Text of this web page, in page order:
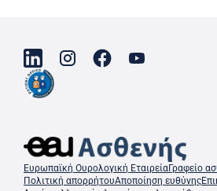
Ευρωπαϊκή Ουρολογική ΕταιρείαΓραφείο
Πολιτική απορρήτουΑποποίηση ευθύνης